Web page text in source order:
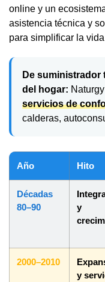
online y un
asistencia técnica y
para simplificar la
De suministrador
del hogar:
servicios de
calderas,
Año Hito
Décadas
80–90
y
2000–2010
y